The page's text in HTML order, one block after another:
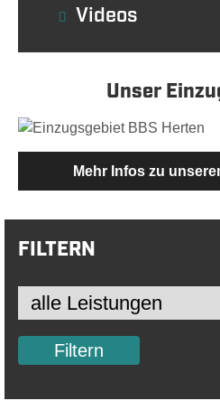
Videos
Unser
Mehr Infos zu
FILTERN
Filtern